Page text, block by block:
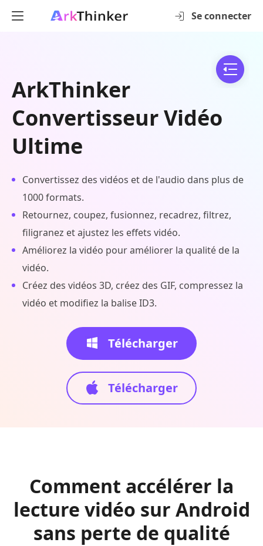
Se connecter
ArkThinker
Convertisseur Vidéo
Ultime
Convertissez des vidéos et de l'audio dans plus de
1000 formats.
Retournez, coupez, fusionnez, recadrez, filtrez,
filigranez et ajustez les effets vidéo.
Améliorez la vidéo pour améliorer la qualité de la
vidéo.
Créez des vidéos 3D, créez des GIF, compressez la
vidéo et modifiez la balise ID3.
Télécharger
Télécharger
Comment accélérer la
lecture vidéo sur Android
sans perte de qualité